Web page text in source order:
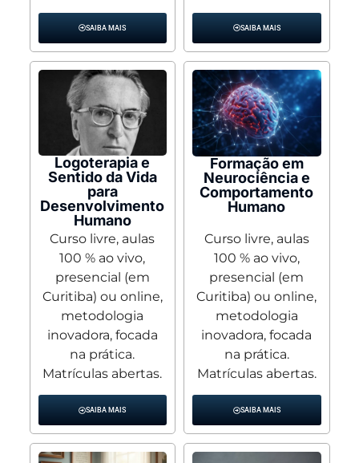
SAIBA MAIS SAIBA MAIS
Logoterapia e
Sentido da Vida
para
Desenvolvimento
Humano
Curso livre, aulas
100 % ao vivo,
presencial (em
Curitiba) ou online,
metodologia
inovadora, focada
na prática.
Matrículas abertas.
SAIBA MAIS
Formação em
Neurociência e
Comportamento
Humano
Curso livre, aulas
100 % ao vivo,
presencial (em
Curitiba) ou online,
metodologia
inovadora, focada
na prática.
Matrículas abertas.
SAIBA MAIS